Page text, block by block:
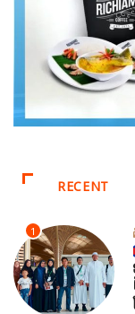
RECENT
1